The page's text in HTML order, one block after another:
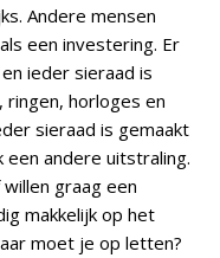
Andere mensen
een investering. Er
ieder sieraad is
ringen, horloges en
sieraad is gemaakt
andere uitstraling.
graag een
makkelijk op het
moet je op letten?